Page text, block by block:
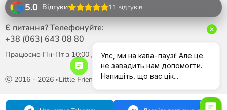
ⓒ 2016 - 2026 «Little Friend»
5.0 Відгуки 11 відгуків
Є питання? Телефонуйте:
+38 (063) 643 08 80
Працюємо Пн-Пт з 10:00 до 18:00